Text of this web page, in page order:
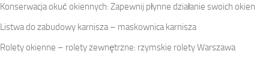
Konserwacja okuć okiennych: Zapewnij płynne działanie swoich okien
Listwa do zabudowy karnisza – maskownica karnisza
Rolety okienne – rolety zewnętrzne: rzymskie rolety Warszawa